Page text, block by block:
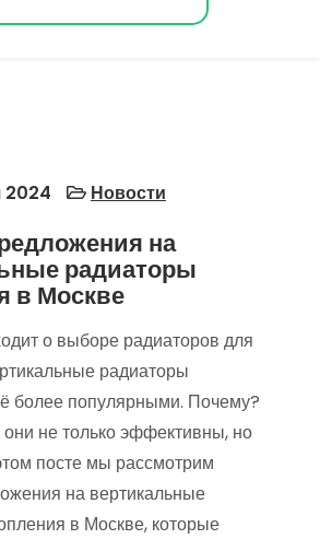
2024 Новости
на
радиаторы
в Москве
о выборе радиаторов для
радиаторы
более популярными. Почему?
не только эффективны, но
посте мы рассмотрим
на вертикальные
в Москве, которые